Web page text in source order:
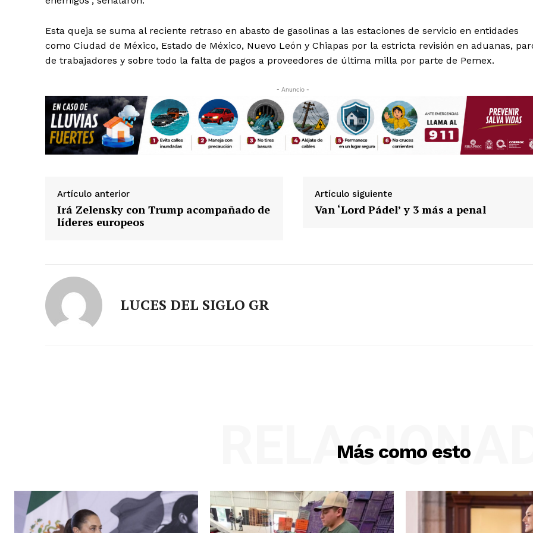
Esta queja se suma al reciente retraso en abasto de gasolinas a las estaciones de servicio en entidades
como Ciudad de México, Estado de México, Nuevo León y Chiapas por la estricta revisión en aduanas,
de trabajadores y sobre todo la falta de pagos a proveedores de última milla por parte de Pemex.
- Anuncio -
Artículo anterior
Irá Zelensky con Trump acompañado de
líderes europeos
Artículo siguiente
Van ‘Lord Pádel’ y 3 más a penal
LUCES DEL SIGLO GR
Más como esto